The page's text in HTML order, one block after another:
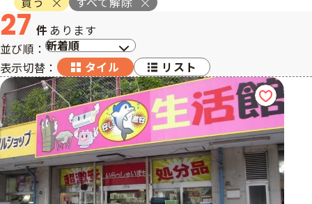
27 件あります
並び順：
表示切替：
タイル リスト